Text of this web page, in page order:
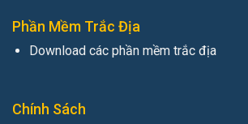
Phần Mềm Trắc Địa
Download các phần mềm trắc địa
Chính Sách